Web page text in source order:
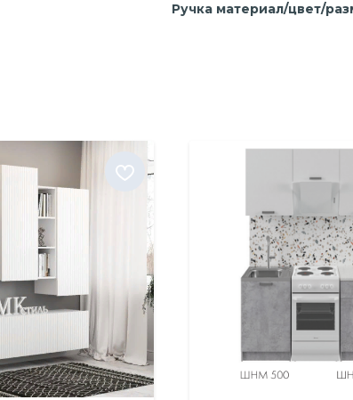
Ручка материал/цвет/